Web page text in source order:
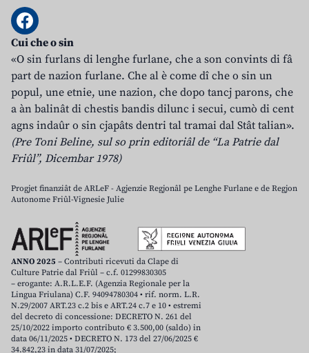
Cui che o sin
«O sin furlans di lenghe furlane, che a son convints di fâ
part de nazion furlane. Che al è come dî che o sin un
popul, une etnie, une nazion, che dopo tancj parons, che
a àn balinât di chestis bandis dilunc i secui, cumò di cent
agns indaûr o sin cjapâts dentri tal tramai dal Stât talian».
(Pre Toni Beline, sul so prin editoriâl de “La Patrie dal
Friûl”, Dicembar 1978)
Progjet finanziât de ARLeF - Agjenzie Regjonâl pe Lenghe Furlane e de Regjon
Autonome Friûl-Vignesie Julie
ANNO 2025 – Contributi ricevuti da Clape di
Culture Patrie dal Friûl – c.f. 01299830305
– erogante: A.R.L.E.F. (Agenzia Regionale per la
Lingua Friulana) C.F. 94094780304 • rif. norm. L.R.
N.29/2007 ART.23 c.2 bis e ART.24 c.7 e 10 • estremi
del decreto di concessione: DECRETO N. 261 del
25/10/2022 importo contributo € 3.500,00 (saldo) in
data 06/11/2025 • DECRETO N. 173 del 27/06/2025 €
34.842,23 in data 31/07/2025;